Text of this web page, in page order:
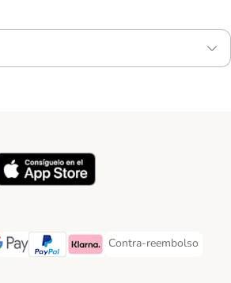
Method
Payment Method
Pay Payment Method
PayPal Payment Method
Klarna Payment Method
Contra-reembolso
Contra-reembolso